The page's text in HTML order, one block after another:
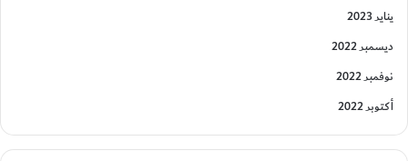
يناير 2023
ديسمبر 2022
نوفمبر 2022
أكتوبر 2022